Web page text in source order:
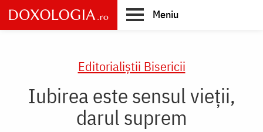
Skip
to
main
Meniu
Editorialiștii Bisericii
Iubirea este sensul vieții,
darul suprem